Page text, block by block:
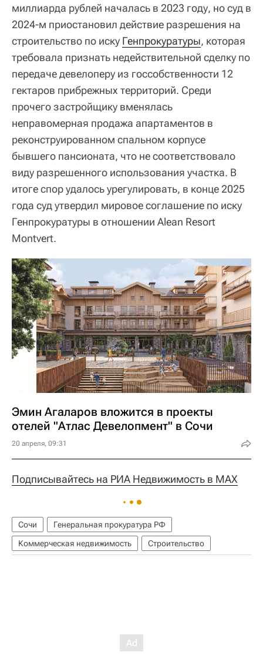
миллиарда рублей началась в 2023 году, но суд в
2024-м приостановил действие разрешения на
строительство по иску Генпрокуратуры, которая
требовала признать недействительной сделку по
передаче девелоперу из госсобственности 12
гектаров прибрежных территорий. Среди
прочего застройщику вменялась
неправомерная продажа апартаментов в
реконструированном спальном корпусе
бывшего пансионата, что не соответствовало
виду разрешенного использования участка. В
итоге спор удалось урегулировать, в конце 2025
года суд утвердил мировое соглашение по иску
Генпрокуратуры в отношении Alean Resort
Montvert.
Эмин Агаларов вложится в проекты
отелей "Атлас Девелопмент" в Сочи
20 апреля, 09:31
Подписывайтесь на РИА Недвижимость в MAX
Сочи
Генеральная прокуратура РФ
Коммерческая недвижимость
Строительство